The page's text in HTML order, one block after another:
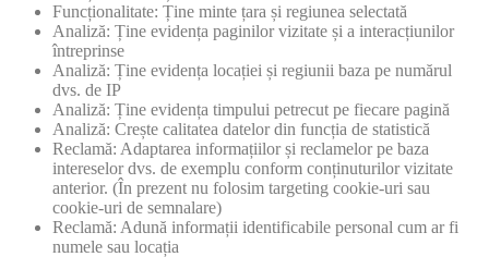
Funcționalitate: Ține minte țara și regiunea selectată
Analiză: Ține evidența paginilor vizitate și a interacțiunilor
întreprinse
Analiză: Ține evidența locației și regiunii baza pe numărul
dvs. de IP
Analiză: Ține evidența timpului petrecut pe fiecare pagină
Analiză: Crește calitatea datelor din funcția de statistică
Reclamă: Adaptarea informațiilor și reclamelor pe baza
intereselor dvs. de exemplu conform conținuturilor vizitate
anterior. (În prezent nu folosim targeting cookie-uri sau
cookie-uri de semnalare)
Reclamă: Adună informații identificabile personal cum ar fi
numele sau locația